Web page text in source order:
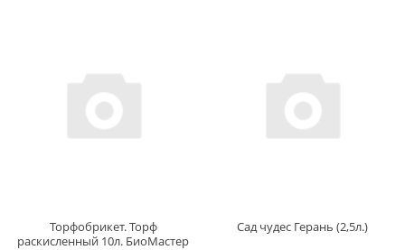
Торфобрикет. Торф
раскисленный 10л. БиоМастер
Сад чудес Герань (2,5л.)